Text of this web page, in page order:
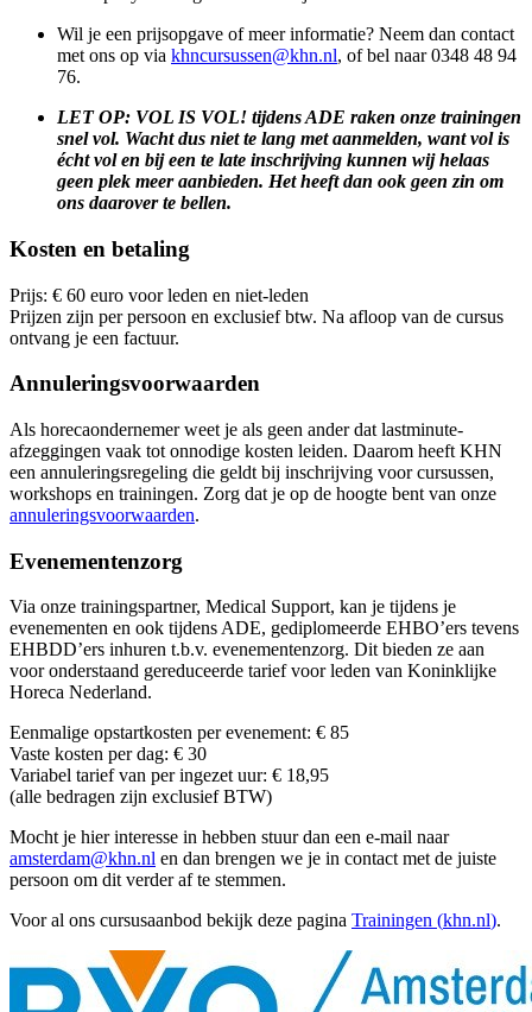
Wil je een prijsopgave of meer informatie? Neem dan contact
met ons op via khncursussen@khn.nl, of bel naar 0348 48 94
76.
LET OP: VOL IS VOL! tijdens ADE raken onze trainingen
snel vol. Wacht dus niet te lang met aanmelden, want vol is
écht vol en bij een te late inschrijving kunnen wij helaas
geen plek meer aanbieden. Het heeft dan ook geen zin om
ons daarover te bellen.
Kosten en betaling
Prijs: € 60 euro voor leden en niet-leden
Prijzen zijn per persoon en exclusief btw. Na afloop van de cursus
ontvang je een factuur.
Annuleringsvoorwaarden
Als horecaondernemer weet je als geen ander dat lastminute-
afzeggingen vaak tot onnodige kosten leiden. Daarom heeft KHN
een annuleringsregeling die geldt bij inschrijving voor cursussen,
workshops en trainingen. Zorg dat je op de hoogte bent van onze
annuleringsvoorwaarden.
Evenementenzorg
Via onze trainingspartner, Medical Support, kan je tijdens je
evenementen en ook tijdens ADE, gediplomeerde EHBO’ers tevens
EHBDD’ers inhuren t.b.v. evenementenzorg. Dit bieden ze aan
voor onderstaand gereduceerde tarief voor leden van Koninklijke
Horeca Nederland.
Eenmalige opstartkosten per evenement: € 85
Vaste kosten per dag: € 30
Variabel tarief van per ingezet uur: € 18,95
(alle bedragen zijn exclusief BTW)
Mocht je hier interesse in hebben stuur dan een e-mail naar
amsterdam@khn.nl en dan brengen we je in contact met de juiste
persoon om dit verder af te stemmen.
Voor al ons cursusaanbod bekijk deze pagina Trainingen (khn.nl).